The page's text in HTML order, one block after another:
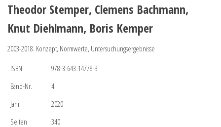
Theodor Stemper, Clemens Bachmann,
Knut Diehlmann, Boris Kemper
2003-2018. Konzept, Normwerte, Untersuchungsergebnisse
ISBN
978-3-643-14778-3
Band-Nr.
4
Jahr
2020
Seiten
340